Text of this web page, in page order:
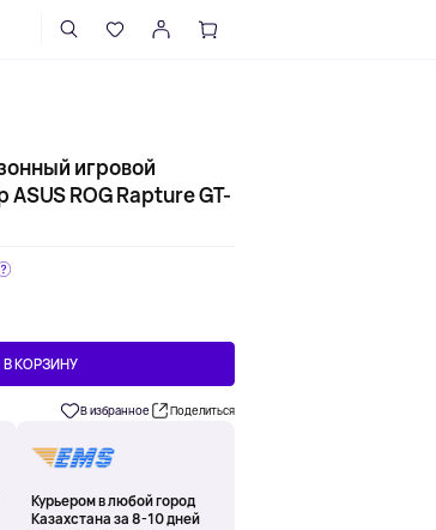
игровой
ROG Rapture GT-
В КОРЗИНУ
В избранное Поделиться
Курьером в любой город
Казахстана за 8-10 дней